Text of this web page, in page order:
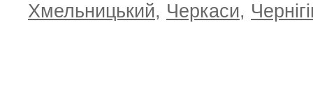
Хмельницький, Черкаси,